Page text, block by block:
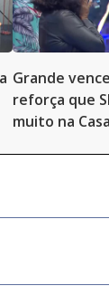
Grande
reforça que
muito na